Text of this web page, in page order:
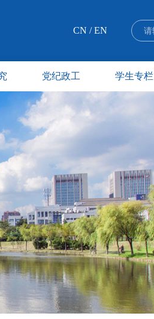
CN /EN
党纪政工 学生专栏